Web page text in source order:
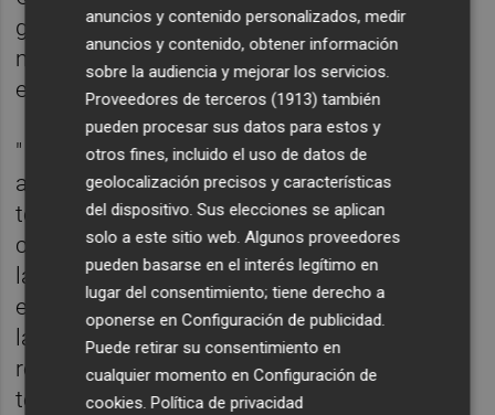
gerente del Clúster de AVIA,Elena Lluch
merma la competitividad del tejido
económico valenciano.
" El coste del transporte marítimo ha ido al
alza porque había necesidad de barcos. La
tendencia ahora son los megabuques y no
caben en todos los puertos. Pero, además,
las medidas sanitarias por covid son muy
estrictas y rígidas en las terminales y dilatan
la carga y descarga. Eso está provocando
retrasos. Así, si en 2018 fletar contenedores
tenía un coste de 2.500 euros ahora está en
anuncios y contenido personalizados, medir
anuncios y contenido, obtener información
sobre la audiencia y mejorar los servicios.
Proveedores de terceros (1913) también
pueden procesar sus datos para estos y
otros fines, incluido el uso de datos de
geolocalización precisos y características
del dispositivo. Sus elecciones se aplican
solo a este sitio web. Algunos proveedores
pueden basarse en el interés legítimo en
lugar del consentimiento; tiene derecho a
oponerse enConfiguración de publicidad.
Puede retirar su consentimiento en
cualquier momento enConfiguración de
cookies.Política de privacidad